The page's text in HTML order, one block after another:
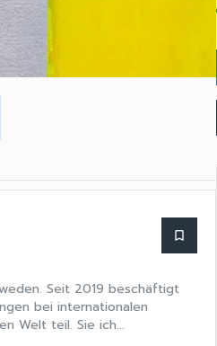
bookmark_border
Seit 2019 beschäftigt
bei internationalen
Welt teil. Sie ich...